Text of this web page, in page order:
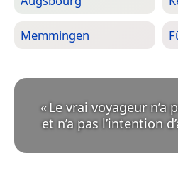
Memmingen
«Le vrai voyageur n’a
et n’a pas l’intention